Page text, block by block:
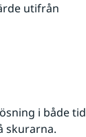
utifrån
i både tid
skurarna.